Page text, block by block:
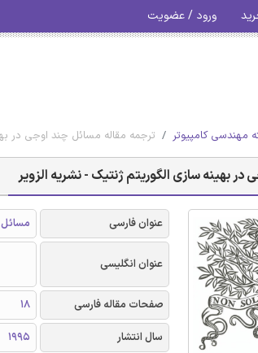
ورود / عضویت
مهندسی کامپیوتر ترجمه مقاله مسائل چند اوجی در
بهینه ‌سازی الگوریتم ژنتیک - نشریه الزویر
عنوان فارسی
عنوان انگلیسی
صفحات مقاله فارسی
18
سال انتشار
1995